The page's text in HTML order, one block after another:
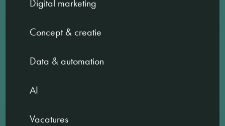
Digital marketing
Concept & creatie
Data & automation
AI
Vacatures